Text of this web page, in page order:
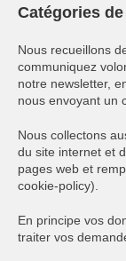
Catégories
Nous recueillons
communiquez
notre newsletter,
nous envoyant un
Nous collectons
du site internet et
pages web et
cookie-policy).
En principe vos
traiter vos